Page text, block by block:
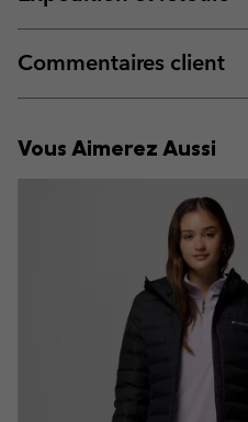
Commentaires client
Vous Aimerez Aussi